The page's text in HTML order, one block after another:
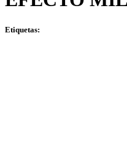
Etiquetas: